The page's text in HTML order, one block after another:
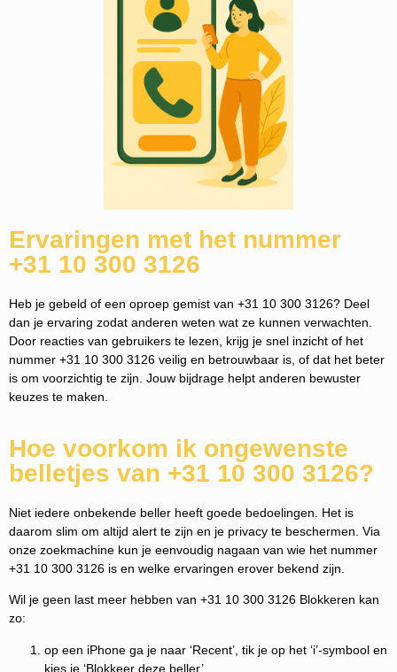
Ervaringen met het nummer
+31 10 300 3126
Heb je gebeld of een oproep gemist van +31 10 300 3126? Deel
dan je ervaring zodat anderen weten wat ze kunnen verwachten.
Door reacties van gebruikers te lezen, krijg je snel inzicht of het
nummer +31 10 300 3126 veilig en betrouwbaar is, of dat het beter
is om voorzichtig te zijn. Jouw bijdrage helpt anderen bewuster
keuzes te maken.
Hoe voorkom ik ongewenste
belletjes van +31 10 300 3126?
Niet iedere onbekende beller heeft goede bedoelingen. Het is
daarom slim om altijd alert te zijn en je privacy te beschermen. Via
onze zoekmachine kun je eenvoudig nagaan van wie het nummer
+31 10 300 3126 is en welke ervaringen erover bekend zijn.
Wil je geen last meer hebben van +31 10 300 3126 Blokkeren kan
zo:
op een iPhone ga je naar ‘Recent’, tik je op het ‘i’-symbool en
kies je ‘Blokkeer deze beller’.